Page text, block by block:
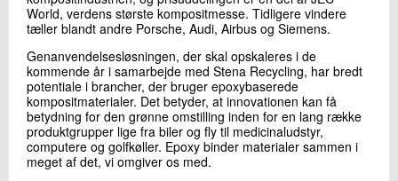
World, verdens største kompositmesse. Tidligere vindere
tæller blandt andre Porsche, Audi, Airbus og Siemens.
Genanvendelsesløsningen, der skal opskaleres i de
kommende år i samarbejde med Stena Recycling, har bredt
potentiale i brancher, der bruger epoxybaserede
kompositmaterialer. Det betyder, at innovationen kan få
betydning for den grønne omstilling inden for en lang række
produktgrupper lige fra biler og fly til medicinaludstyr,
computere og golfkøller. Epoxy binder materialer sammen i
meget af det, vi omgiver os med.